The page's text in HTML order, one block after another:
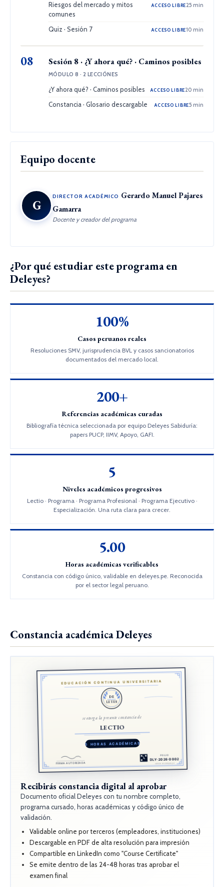
Riesgos del mercado y mitos
comunes
ACCESO LIBRE25 min
Quiz · Sesión 7 ACCESO LIBRE10 min
08 Sesión 8 · ¿Y ahora qué? · Caminos posibles
MÓDULO 8 · 2 LECCIÓNES
¿Y ahora qué? · Caminos posibles ACCESO LIBRE20 min
Constancia · Glosario descargable ACCESO LIBRE5 min
Equipo docente
G
DIRECTOR ACADÉMICO Gerardo Manuel Pajares
Gamarra
Docente y creador del programa
¿Por qué estudiar este programa en
Deleyes?
100%
Casos peruanos reales
Resoluciones SMV, jurisprudencia BVL y casos sancionatorios
documentados del mercado local.
200+
Referencias académicas curadas
Bibliografía técnica seleccionada por equipo Deleyes Sabiduría:
papers PUCP, IIMV, Apoyo, GAFI.
5
Niveles académicos progresivos
Lectio · Programa · Programa Profesional · Programa Ejecutivo ·
Especialización. Una ruta clara para crecer.
5.00
Horas académicas verificables
Constancia con código único, validable en deleyes.pe. Reconocida
por el sector legal peruano.
Constancia académica Deleyes
EDUCACIÓN CONTINUA UNIVERSITARIA
DE
LEYES
se otorga la presente constancia de
LECTIO
5 HORAS ACADÉMICAS
FIRMA AUTORIZADA
FOLIO
DLY·2026·0002
validar en deleyes.pe
Recibirás constancia digital al aprobar
Documento oficial Deleyes con tu nombre completo,
programa cursado, horas académicas y código único de
validación.
Validable online por terceros (empleadores, instituciones)
Descargable en PDF de alta resolución para impresión
Compartible en LinkedIn como "Course Certificate"
Se emite dentro de las 24-48 horas tras aprobar el
examen final